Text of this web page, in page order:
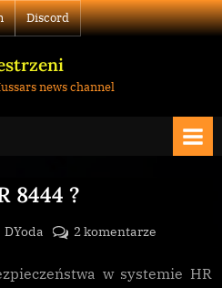
Discord
news channel
8444 ?
By
DYoda 2 komentarzedo
Mary
w systemie HR